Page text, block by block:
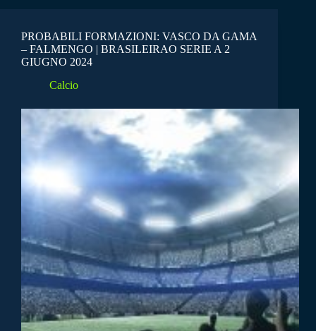
PROBABILI FORMAZIONI: VASCO DA GAMA
– FALMENGO | BRASILEIRAO SERIE A 2
GIUGNO 2024
Calcio